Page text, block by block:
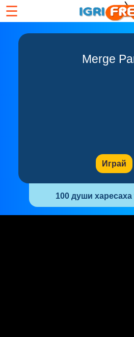
☰
Merge
Играй
100 души харесаха